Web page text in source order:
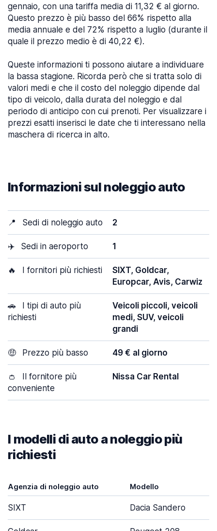
gennaio, con una tariffa media di 11,32 € al giorno.
Questo prezzo è più basso del 66% rispetto alla
media annuale e del 72% rispetto a luglio (durante il
quale il prezzo medio è di 40,22 €).
Queste informazioni ti possono aiutare a individuare
la bassa stagione. Ricorda però che si tratta solo di
valori medi e che il costo del noleggio dipende dal
tipo di veicolo, dalla durata del noleggio e dal
periodo di anticipo con cui prenoti. Per visualizzare i
prezzi esatti inserisci le date che ti interessano nella
maschera di ricerca in alto.
Informazioni sul noleggio auto
📍 Sedi di noleggio auto 2
✈️ Sedi in aeroporto 1
🔥 I fornitori più richiesti
SIXT, Goldcar,
Europcar, Avis, Carwiz
🚗
I tipi di auto più
richiesti
Veicoli piccoli, veicoli
medi, SUV, veicoli
grandi
🤑 Prezzo più basso 49 € al giorno
👛
Il fornitore più
conveniente
Nissa Car Rental
I modelli di auto a noleggio più
richiesti
Agenzia di noleggio auto Modello
SIXT Dacia Sandero